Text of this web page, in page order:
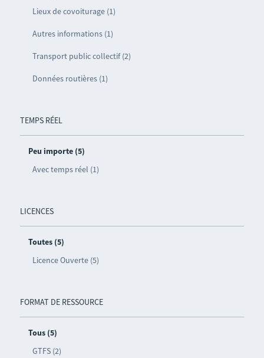
Lieux de covoiturage (1)
Autres informations (1)
Transport public collectif (2)
Données routières (1)
TEMPS RÉEL
Peu importe (5)
Avec temps réel (1)
LICENCES
Toutes (5)
Licence Ouverte (5)
FORMAT DE RESSOURCE
Tous (5)
GTFS (2)